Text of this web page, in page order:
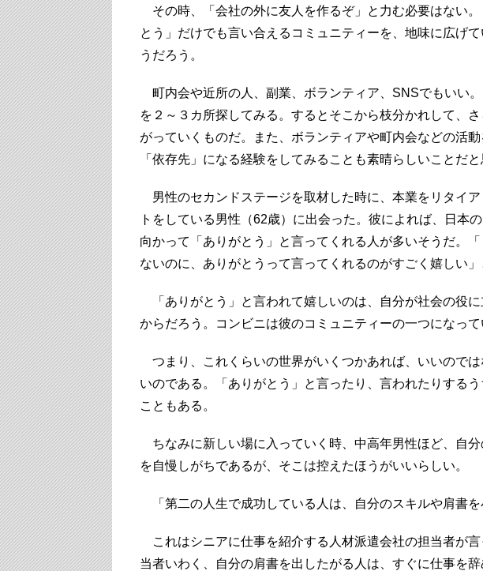
その時、「会社の外に友人を作るぞ」と力む必要はない
とう」だけでも言い合えるコミュニティーを、地味に広げ
うだろう。
町内会や近所の人、副業、ボランティア、SNSでもいい
を２～３カ所探してみる。するとそこから枝分かれして、
がっていくものだ。また、ボランティアや町内会などの活
「依存先」になる経験をしてみることも素晴らしいことだと
男性のセカンドステージを取材した時に、本業をリタイ
トをしている男性（62歳）に出会った。彼によれば、日本
向かって「ありがとう」と言ってくれる人が多いそうだ。
ないのに、ありがとうって言ってくれるのがすごく嬉しい」
「ありがとう」と言われて嬉しいのは、自分が社会の役
からだろう。コンビニは彼のコミュニティーの一つになって
つまり、これくらいの世界がいくつかあれば、いいので
いのである。「ありがとう」と言ったり、言われたりする
こともある。
ちなみに新しい場に入っていく時、中高年男性ほど、自分
を自慢しがちであるが、そこは控えたほうがいいらしい。
「第二の人生で成功している人は、自分のスキルや肩書を
これはシニアに仕事を紹介する人材派遣会社の担当者が
当者いわく、自分の肩書を出したがる人は、すぐに仕事を